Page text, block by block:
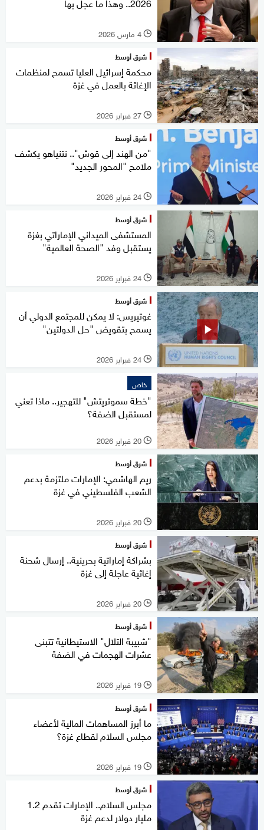
l 4 مارس 2026
شرق أوسط
محكمة إسرائيل العليا تسمح لمنظمات
الإغاثة بالعمل في غزة
l 27 فبراير 2026
شرق أوسط
"من الهند إلى قوش".. نتنياهو يكشف
ملامح "المحور الجديد"
l 24 فبراير 2026
شرق أوسط
المستشفى الميداني الإماراتي بغزة
يستقبل وفد "الصحة العالمية"
l 24 فبراير 2026
شرق أوسط
غوتيريس: لا يمكن للمجتمع الدولي أن
يسمح بتقويض "حل الدولتين"
l 24 فبراير 2026
خاص
"خطة سموتريتش" للتهجير.. ماذا تعني
لمستقبل الضفة؟
l 20 فبراير 2026
شرق أوسط
ريم الهاشمي: الإمارات ملتزمة بدعم
الشعب الفلسطيني في غزة
l 20 فبراير 2026
شرق أوسط
بشراكة إماراتية بحرينية.. إرسال شحنة
إغاثية عاجلة إلى غزة
l 20 فبراير 2026
شرق أوسط
"شبيبة التلال" الاستيطانية تتبنى
عشرات الهجمات في الضفة
l 19 فبراير 2026
شرق أوسط
ما أبرز المساهمات المالية لأعضاء
مجلس السلام لقطاع غزة؟
l 19 فبراير 2026
شرق أوسط
مجلس السلام.. الإمارات تقدم 1.2
مليار دولار لدعم غزة